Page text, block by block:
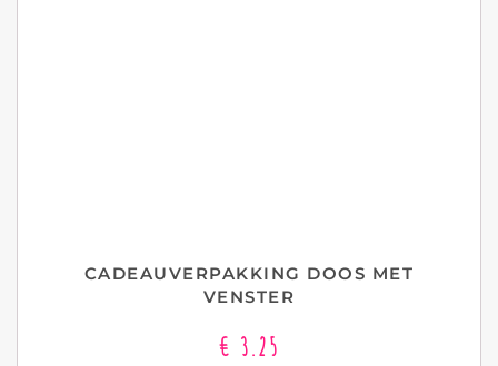
CADEAUVERPAKKING DOOS MET
VENSTER
€ 3.25